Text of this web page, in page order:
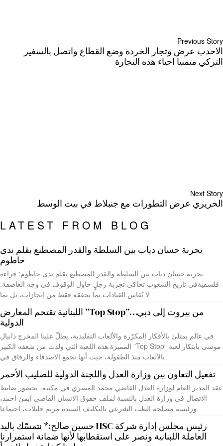
Previous Story
الاحدب عرض وتجار الخردة وضع القطاع واتصل بالسفير
التركي متمنيا احياء هذه التجارة
Next Story
الحريري عرض التطورات مع جنبلاط في بيت الوسط
LATEST FROM BLOG
تجربة حسان دياب بين السلطة والقدر المصطنع بقلم ندى
حاطوم
تجربة حسان دياب بين السلطة والقدر المصطنع بقلم ندى حاطوم: قراءة
فلسفيةفي تاريخ الشعوب تحاكي تجربة رجلٍ حاول الوقوف في وجه العاصفة.
لا تُقاس القيادات بما تحققه فقط من إنجازات، بل بما
من بيروت إلى دبي…”Top Stop” اللبنانية تقتحم المعارض
الدولية
في عالم يمتلئ بالأفكار المكرّرة والألعاب التقليدية، يطلّ علينا المخرج دانيال
موسى بابتكار لعبة “Top Stop” المميزة.هذه اللعبة التي ولدت من شغفه الكبير
بالألعاب منذ الطفولة، حيث أنها تجمع الاصدقاء والرفاق في
تفعيل التعاون بين وزارة العدل واللجنة الدولية للصليب الأحمر
عقد المدير العام لوزارة العدل القاضي محمد المصري في مكتبه، بحضور ضابط
الاتصال في وزارة العدل بالنسبة لملف حقوق الانسان القاضي ايمن احمد،
ورئيسة مصلحة الطب الشرعي بالتكليف السيدة مريم قليلات، اجتماعا
رئيس مجلس إدارة شركة HSC حسين صالح:* نتمسّك باليد
العاملة اللبنانية ونصر على استقطابها لأنها ضمانة استمرارنا